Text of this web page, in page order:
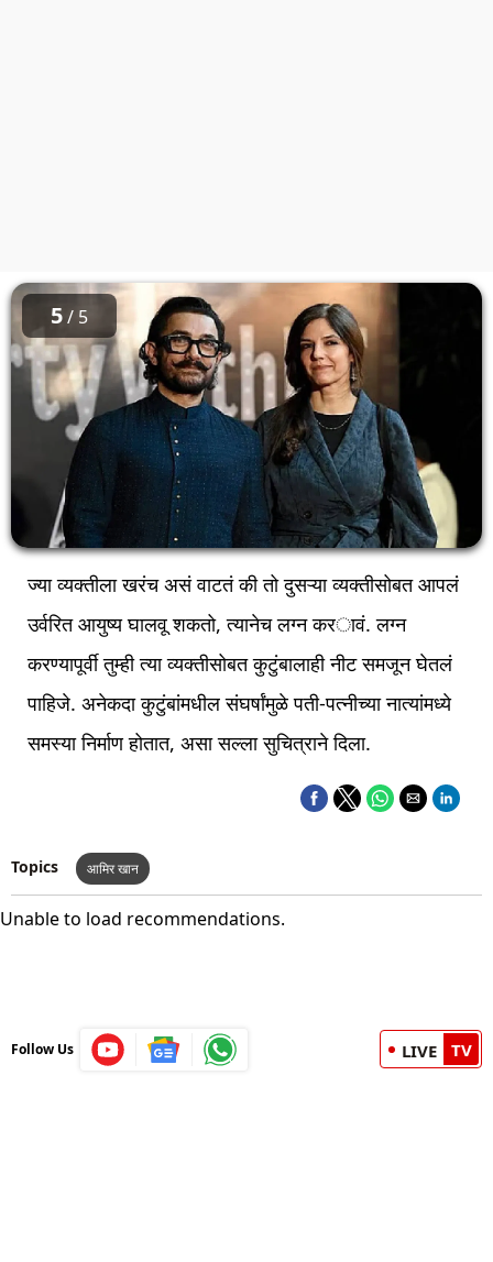
5/ 5
ज्या व्यक्तीला खरंच असं वाटतं की तो दुसऱ्या व्यक्तीसोबत आपलं
उर्वरित आयुष्य घालवू शकतो, त्यानेच लग्न करावं. लग्न
करण्यापूर्वी तुम्ही त्या व्यक्तीसोबत कुटुंबालाही नीट समजून घेतलं
पाहिजे. अनेकदा कुटुंबांमधील संघर्षांमुळे पती-पत्नीच्या नात्यांमध्ये
समस्या निर्माण होतात, असा सल्ला सुचित्राने दिला.
Topics आमिर खान
Unable to load recommendations.
Follow Us LIVE TV